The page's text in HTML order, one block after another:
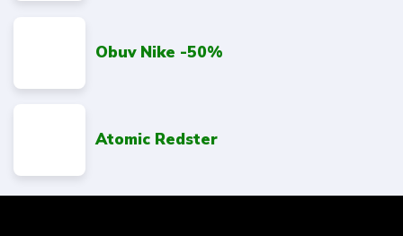
Obuv Nike -50%
Atomic Redster